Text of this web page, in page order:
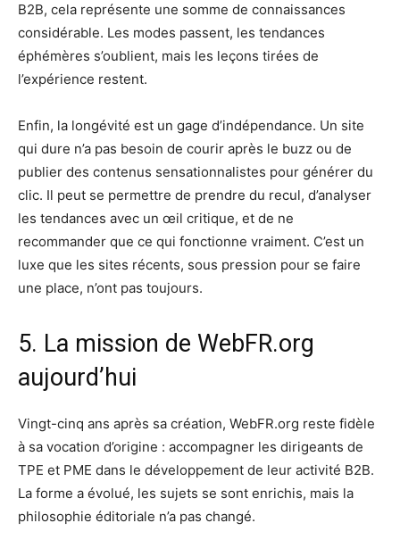
B2B, cela représente une somme de connaissances
considérable. Les modes passent, les tendances
éphémères s’oublient, mais les leçons tirées de
l’expérience restent.
Enfin, la longévité est un gage d’indépendance. Un site
qui dure n’a pas besoin de courir après le buzz ou de
publier des contenus sensationnalistes pour générer du
clic. Il peut se permettre de prendre du recul, d’analyser
les tendances avec un œil critique, et de ne
recommander que ce qui fonctionne vraiment. C’est un
luxe que les sites récents, sous pression pour se faire
une place, n’ont pas toujours.
5. La mission de WebFR.org
aujourd’hui
Vingt-cinq ans après sa création, WebFR.org reste fidèle
à sa vocation d’origine : accompagner les dirigeants de
TPE et PME dans le développement de leur activité B2B.
La forme a évolué, les sujets se sont enrichis, mais la
philosophie éditoriale n’a pas changé.